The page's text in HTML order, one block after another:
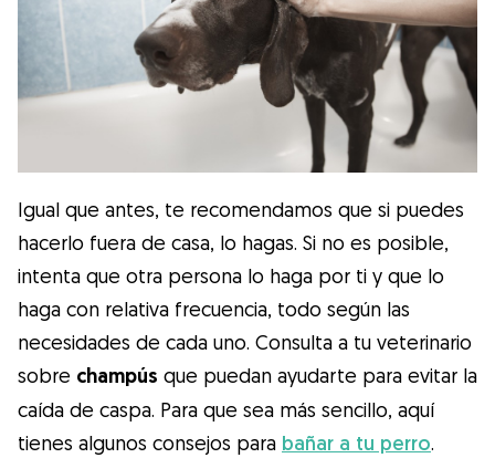
Igual que antes, te recomendamos que si puedes
hacerlo fuera de casa, lo hagas. Si no es posible,
intenta que otra persona lo haga por ti y que lo
haga con relativa frecuencia, todo según las
necesidades de cada uno. Consulta a tu veterinario
sobre champús que puedan ayudarte para evitar la
caída de caspa. Para que sea más sencillo, aquí
tienes algunos consejos para bañar a tu perro.